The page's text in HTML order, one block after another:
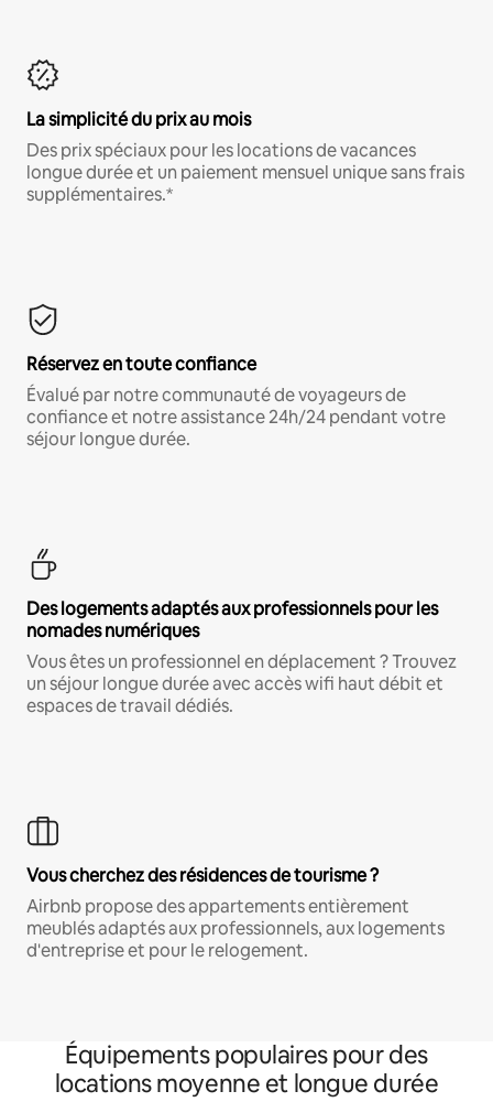
La simplicité du prix au mois
Des prix spéciaux pour les locations de vacances
longue durée et un paiement mensuel unique sans frais
supplémentaires.*
Réservez en toute confiance
Évalué par notre communauté de voyageurs de
confiance et notre assistance 24h/24 pendant votre
séjour longue durée.
Des logements adaptés aux professionnels pour les
nomades numériques
Vous êtes un professionnel en déplacement ? Trouvez
un séjour longue durée avec accès wifi haut débit et
espaces de travail dédiés.
Vous cherchez des résidences de tourisme ?
Airbnb propose des appartements entièrement
meublés adaptés aux professionnels, aux logements
d'entreprise et pour le relogement.
Équipements populaires pour des
locations moyenne et longue durée